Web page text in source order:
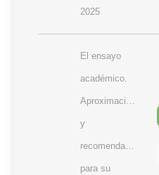
2025
El ensayo
académico.
Aproximación
y
recomendaciones
para su